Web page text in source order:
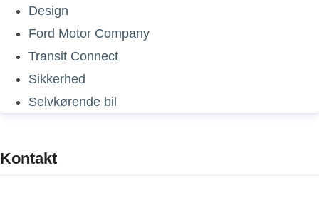
Design
Ford Motor Company
Transit Connect
Sikkerhed
Selvkørende bil
Kontakt